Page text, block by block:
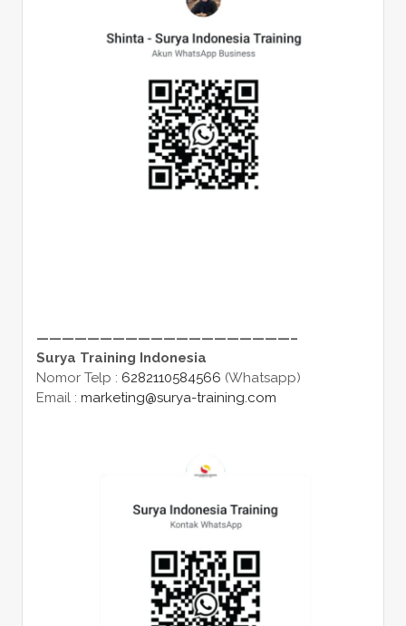
————————————————————–
Surya Training Indonesia
Nomor Telp : 6282110584566 (Whatsapp)
Email : marketing@surya-training.com